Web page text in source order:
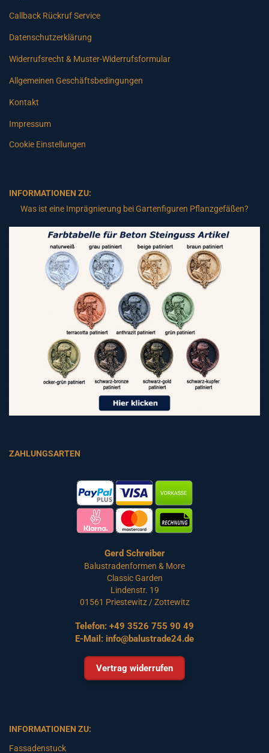
Callback Rückruf Service
Datenschutzerklärung
Widerrufsrecht & Muster-Widerrufsformular
Allgemeinen Geschäftsbedingungen
Kontakt
Impressum
Cookie Einstellungen
INFORMATIONEN ZU:
Was ist eine Imprägnierung bei Gartenfiguren Pflanzgefäßen?
ZAHLUNGSARTEN
Gerd Schreiber
Balustradenformen & More
Classic Garden
Lindenstr. 19
01561 Priestewitz / Zottewitz
Telefon: +49 3526 755 90 49
E-Mail: info@balustrade24.de
Vertrag widerrufen
INFORMATIONEN ZU:
Fassadenstuck